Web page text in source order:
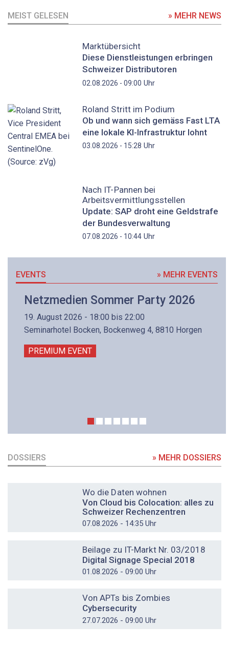
MEIST GELESEN » MEHR NEWS
Marktübersicht
Diese Dienstleistungen erbringen
Schweizer Distributoren
02.08.2026 - 09:00 Uhr
Roland Stritt im Podium
Ob und wann sich gemäss Fast LTA
eine lokale KI-Infrastruktur lohnt
03.08.2026 - 15:28 Uhr
Nach IT-Pannen bei
Arbeitsvermittlungsstellen
Update: SAP droht eine Geldstrafe
der Bundesverwaltung
07.08.2026 - 10:44Uhr
EVENTS » MEHR EVENTS
Netzmedien Sommer Party 2026
19. August 2026 - 18:00 bis 22:00
Seminarhotel Bocken, Bockenweg 4, 8810 Horgen
PREMIUM EVENT
DOSSIERS » MEHR DOSSIERS
Wo die Daten wohnen
Von Cloud bis Colocation: alles zu
Schweizer Rechenzentren
07.08.2026 - 14:35 Uhr
Beilage zu IT-Markt Nr. 03/2018
Digital Signage Special 2018
01.08.2026 - 09:00 Uhr
Von APTs bis Zombies
Cybersecurity
27.07.2026 - 09:00 Uhr